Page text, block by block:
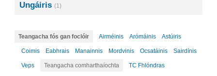
Ungáiris (1)
Teangacha fós gan foclóir Airméinis Arómáinis Astúiris
Coimis Eabhrais Manainnis Mordvinis Ocsatáinis Sairdínis
Veps Teangacha comharthaíochta TC Fhlóndras